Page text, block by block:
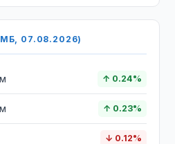
07.08.2026)
↑ 0.24%
↑ 0.23%
↓ 0.12%